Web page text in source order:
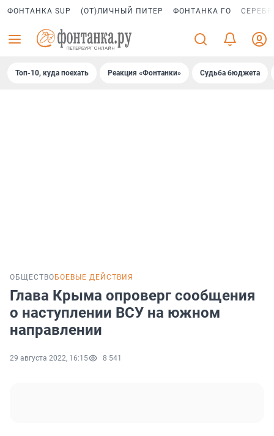
ФОНТАНКА SUP (ОТ)ЛИЧНЫЙ ПИТЕР ФОНТАНКА ГО
Топ-10, куда поехать Реакция «Фонтанки» Судьба бюджета
ОБЩЕСТВО БОЕВЫЕ ДЕЙСТВИЯ
Глава Крыма опроверг сообщения
о наступлении ВСУ на южном
направлении
29 августа 2022, 16:15 8 541